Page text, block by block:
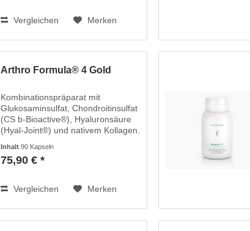
Vergleichen Merken
Arthro Formula® 4 Gold
Kombinationspräparat mit
Glukosaminsulfat, Chondroitinsulfat
(CS b-Bioactive®), Hyaluronsäure
(Hyal-Joint®) und nativem Kollagen.
natürliche Grundbausteine aller
Knorpel, Sehnen, Bänder und...
Inhalt90 Kapseln
75,90 € *
Vergleichen Merken